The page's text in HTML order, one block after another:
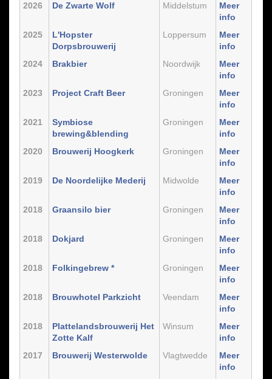
2026
De Zwarte Wolf Middelstum
Meer
info
2025
L'Hopster
Dorpsbrouwerij
Loppersum
Meer
info
2024
Brakbier Noordwijk
Meer
info
2023
Project Craft Beer Groningen
Meer
info
2021
Symbiose
brewing&blending
Groningen
Meer
info
2020
Brouwerij Hoogkerk Groningen
Meer
info
2019
De Noordelijke Mederij Midwolde
Meer
info
2018
Graansilo bier Groningen
Meer
info
2018
Dokjard Groningen
Meer
info
2018
Folkingebrew * Groningen
Meer
info
2018
Brouwhotel Parkzicht Veendam
Meer
info
2018
Plattelandsbrouwerij Het
Zotte Kalf
Winsum
Meer
info
2017
Brouwerij Westerwolde Vlagtwedde
Meer
info